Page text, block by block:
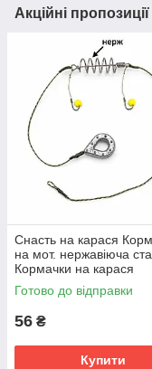
Акційні
Снасть на карася
на мот. нержавіюча
Кормачки на карася
Готово до відправки
56 ₴
Купити